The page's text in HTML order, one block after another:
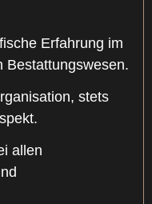
Erfahrung im
Bestattungswesen.
stets
allen